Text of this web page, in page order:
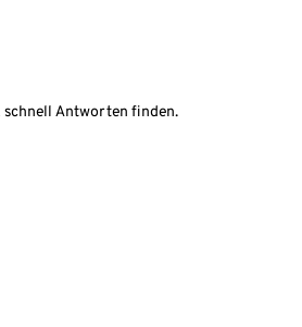
Antworten finden.